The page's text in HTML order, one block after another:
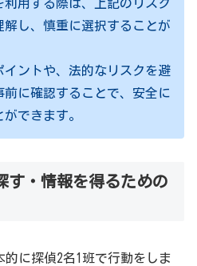
用する際は、上記のリスク
し、慎重に選択することが
ントや、法的なリスクを避
に確認することで、安全に
できます。
す・情報を得るための
に探偵2名1班で行動をしま